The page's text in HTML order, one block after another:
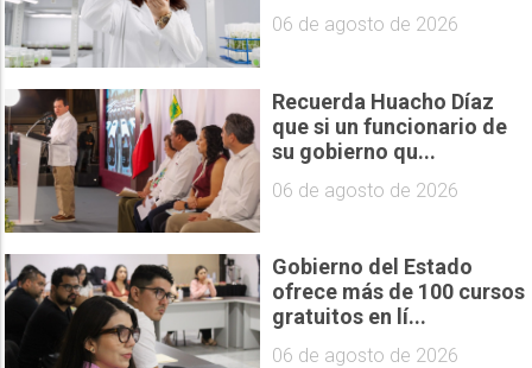
06 de agosto de 2026
Recuerda Huacho Díaz
que si un funcionario de
su gobierno qu...
06 de agosto de 2026
Gobierno del Estado
ofrece más de 100 cursos
gratuitos en lí...
06 de agosto de 2026